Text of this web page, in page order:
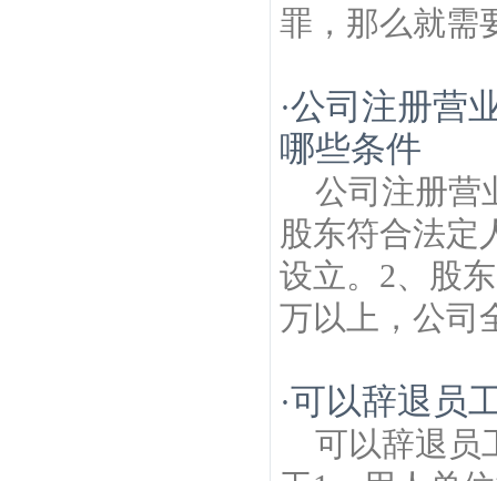
罪，那么就需
·公司注册营
哪些条件
公司注册营
股东符合法定
设立。2、股
万以上，公司
·可以辞退员
可以辞退员